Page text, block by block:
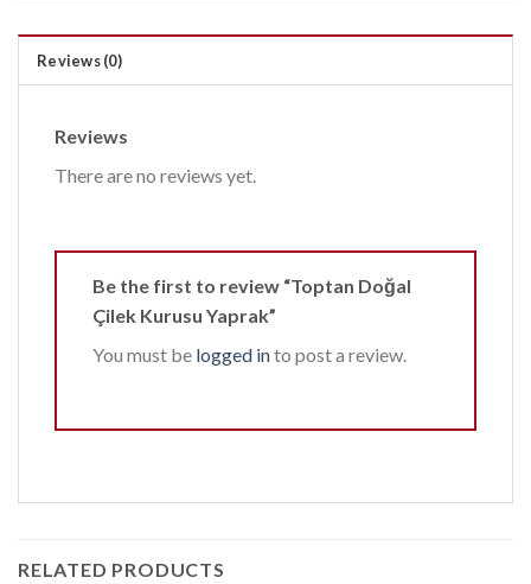
Reviews (0)
Reviews
There are no reviews yet.
Be the first to review “Toptan Doğal
Çilek Kurusu Yaprak”
You must be logged into post a review.
RELATED PRODUCTS